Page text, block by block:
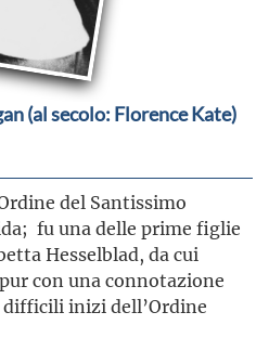
(al secolo: Florence Kate)
del Santissimo
fu una delle prime figlie
Hesselblad, da cui
con una connotazione
inizi dell’Ordine